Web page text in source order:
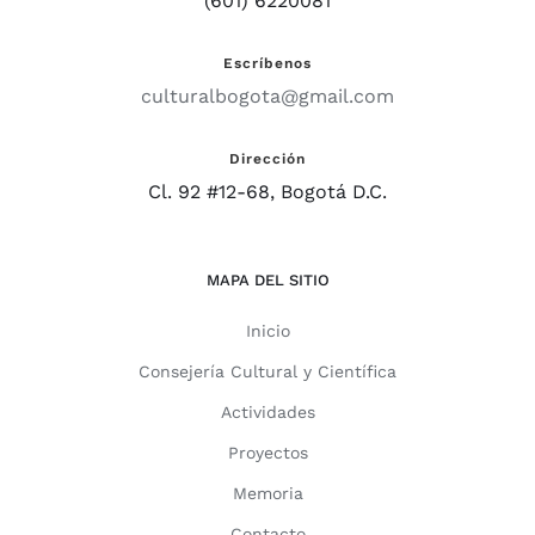
Escríbenos
culturalbogota@gmail.com
Dirección
Cl. 92 #12-68, Bogotá D.C.
MAPA DEL SITIO
Inicio
Consejería Cultural y Científica
Actividades
Proyectos
Memoria